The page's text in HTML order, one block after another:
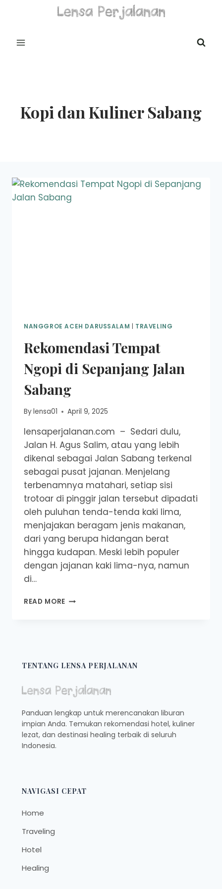
Kopi dan Kuliner Sabang
NANGGROE ACEH DARUSSALAM TRAVELING
Rekomendasi Tempat
Ngopi di Sepanjang Jalan
Sabang
Bylensa01 April 9, 2025
lensaperjalanan.com – Sedari dulu,
Jalan H. Agus Salim, atau yang lebih
dikenal sebagai Jalan Sabang terkenal
sebagai pusat jajanan. Menjelang
terbenamnya matahari, setiap sisi
trotoar di pinggir jalan tersebut dipadati
oleh puluhan tenda-tenda kaki lima,
menjajakan beragam jenis makanan,
dari yang berupa hidangan berat
hingga kudapan. Meski lebih populer
dengan jajanan kaki lima-nya, namun
di…
READ MORE REKOMENDASI
SABANG
TENTANG LENSA PERJALANAN
Panduan lengkap untuk merencanakan liburan
impian Anda. Temukan rekomendasi hotel, kuliner
lezat, dan destinasi healing terbaik di seluruh
Indonesia.
NAVIGASI CEPAT
Home
Traveling
Hotel
Healing